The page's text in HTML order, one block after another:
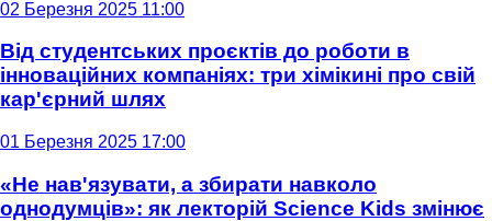
02 Березня 2025 11:00
Від студентських проєктів до роботи в
інноваційних компаніях: три хімікині про свій
кар'єрний шлях
01 Березня 2025 17:00
«Не нав'язувати, а збирати навколо
однодумців»: як лекторій Science Kids змінює